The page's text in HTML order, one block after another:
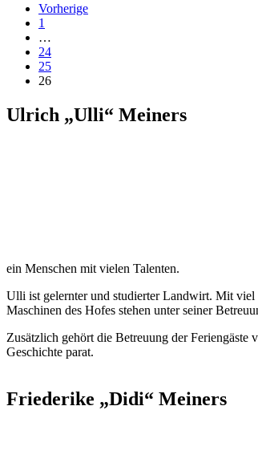
Vorherige
1
…
24
25
26
Ulrich „Ulli“ Meiners
ein Menschen mit vielen Talenten.
Ulli ist gelernter und studierter Landwirt. Mit viel
Maschinen des Hofes stehen unter seiner
Zusätzlich gehört die Betreuung der
Geschichte parat.
Friederike „Didi“ Meiners